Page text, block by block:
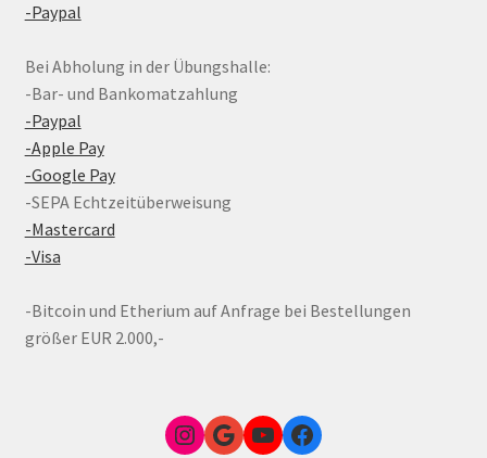
-Paypal
Bei Abholung in der Übungshalle:
-Bar- und Bankomatzahlung
-Paypal
-Apple Pay
-Google Pay
-SEPA Echtzeitüberweisung
-Mastercard
-Visa
-Bitcoin und Etherium auf Anfrage bei Bestellungen
größer EUR 2.000,-
Instagram
Google Link zum FunShop WienYouTubeFacebook